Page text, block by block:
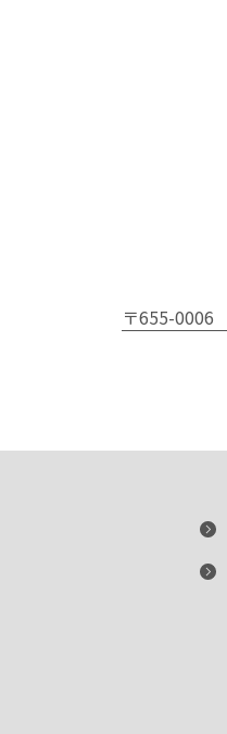
〒655-0006